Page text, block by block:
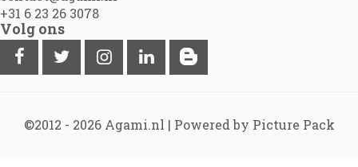
+31 6 23 26 3078
Volg ons
©2012 - 2026 Agami.nl | Powered by Picture Pack